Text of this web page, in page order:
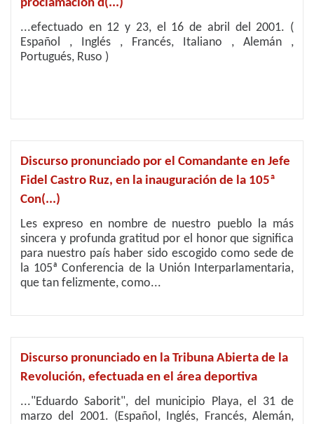
proclamación d(...)
...efectuado en 12 y 23, el 16 de abril del 2001. (
Español , Inglés , Francés, Italiano , Alemán ,
Portugués, Ruso )
Discurso pronunciado por el Comandante en Jefe
Fidel Castro Ruz, en la inauguración de la 105ª
Con(...)
Les expreso en nombre de nuestro pueblo la más
sincera y profunda gratitud por el honor que significa
para nuestro país haber sido escogido como sede de
la 105ª Conferencia de la Unión Interparlamentaria,
que tan felizmente, como...
Discurso pronunciado en la Tribuna Abierta de la
Revolución, efectuada en el área deportiva
..."Eduardo Saborit", del municipio Playa, el 31 de
marzo del 2001. (Español, Inglés, Francés, Alemán,